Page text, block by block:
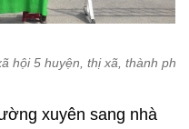
hội 5 huyện, thị xã, thành phố
xuyên sang nhà